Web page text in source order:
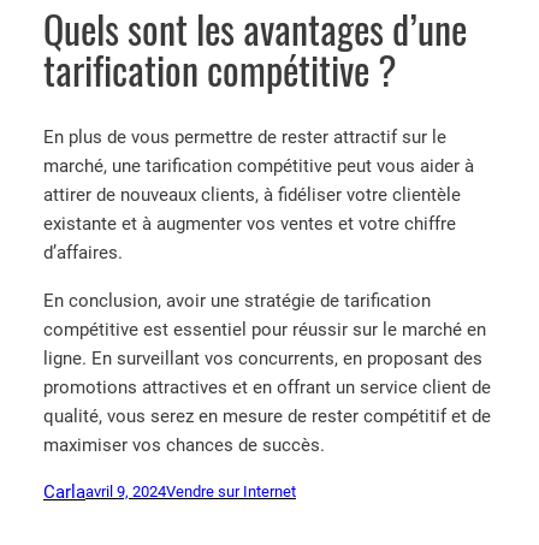
Quels sont les avantages d’une
tarification compétitive ?
En plus de vous permettre de rester attractif sur le
marché, une tarification compétitive peut vous aider à
attirer de nouveaux clients, à fidéliser votre clientèle
existante et à augmenter vos ventes et votre chiffre
d’affaires.
En conclusion, avoir une stratégie de tarification
compétitive est essentiel pour réussir sur le marché en
ligne. En surveillant vos concurrents, en proposant des
promotions attractives et en offrant un service client de
qualité, vous serez en mesure de rester compétitif et de
maximiser vos chances de succès.
Carlaavril 9, 2024Vendre sur Internet